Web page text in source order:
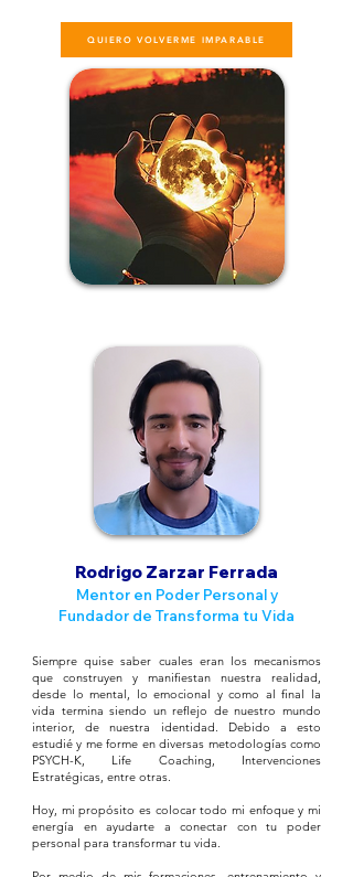
QUIERO VOLVERME IMPARABLE
Rodrigo Zarzar Ferrada
Mentor en Poder Personal y
Fundador de Transforma tu Vida
Siempre quise saber cuales eran los mecanismos
que construyen y manifiestan nuestra realidad,
desde lo mental, lo emocional y como al final la
vida termina siendo un reflejo de nuestro mundo
interior, de nuestra identidad. Debido a esto
estudié y me forme en diversas metodologías como
PSYCH-K, Life Coaching, Intervenciones
Estratégicas, entre otras.
Hoy, mi propósito es colocar todo mi enfoque y mi
energía en ayudarte a conectar con tu poder
personal para transformar tu vida.